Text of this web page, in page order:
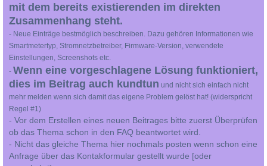
mit dem bereits existierenden im direkten
Zusammenhang steht.
- Neue Einträge bestmöglich beschreiben. Dazu gehören Informationen wie
Smartmetertyp, Stromnetzbetreiber, Firmware-Version, verwendete
Einstellungen, Screenshots etc.
- Wenn eine vorgeschlagene Lösung funktioniert,
dies im Beitrag auch kundtun und nicht sich einfach nicht
mehr melden wenn sich damit das eigene Problem gelöst hat! (widerspricht
Regel #1)
- Vor dem Erstellen eines neuen Beitrages bitte zuerst Überprüfen
ob das Thema schon in den FAQ beantwortet wird.
- Nicht das gleiche Thema hier nochmals posten wenn schon eine
Anfrage über das Kontakformular gestellt wurde [oder